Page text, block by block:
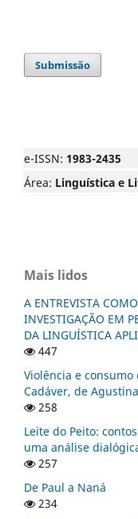
Submissão
e-ISSN: 1983-2435
Área: Linguística e
Mais lidos
A ENTREVISTA
INVESTIGAÇÃO EM
DA LINGUÍSTICA
447
Violência e
Cadáver, de
258
Leite do Peito:
uma análise
257
De Paul a Naná
234